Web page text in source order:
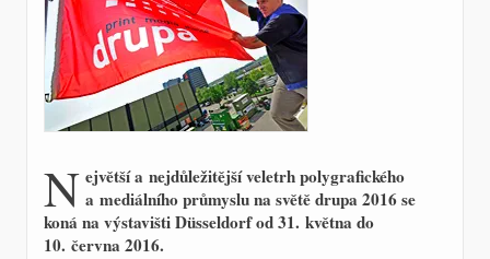
N ejvětší a nejdůležitější veletrh polygrafického
a mediálního průmyslu na světě drupa 2016 se
koná na výstavišti Düsseldorf od 31. května do
10. června 2016.